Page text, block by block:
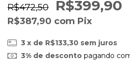
R$472,50 R$399,90
R$387,90 com Pix
3 x de R$133,30 sem juros
3% de descontopagando